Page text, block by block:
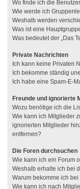
Wo finde ich die
Wie werde ich
Weshalb werden
Was ist eine
Was bedeutet der „Das
Private Nachrichten
Ich kann keine Privaten
Ich bekomme ständig
Ich habe eine Spam-E-
Freunde und ignorierte
Wozu benötige ich die
Wie kann ich Mitglieder
ignorierten Mitglieder
entfernen?
Die Foren durchsuchen
Wie kann ich ein Forum
Weshalb erhalte ich bei
Warum bekomme ich
Wie kann ich nach